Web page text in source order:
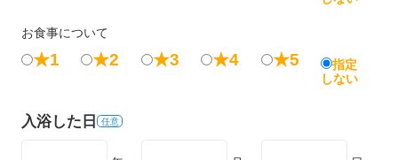
お食事について
★1 ★2 ★3 ★4 ★5
指定
しない
入浴した日 任意